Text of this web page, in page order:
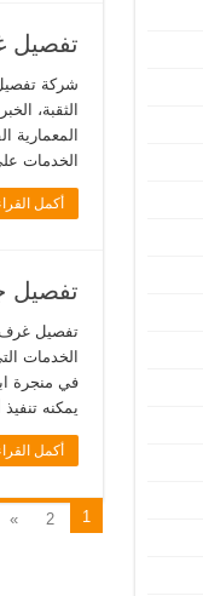
تفصيل
شركة تفصيل
الثقبة،
الخدمات
أكمل
تفصيل
تفصيل غرف
الخدمات
في منجرة
يمكنه
أكمل
1
2
»